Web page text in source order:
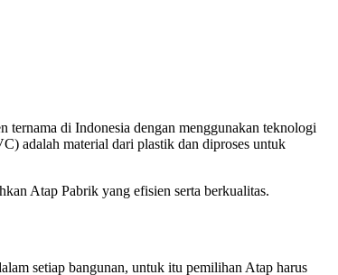
di Indonesia dengan menggunakan teknologi
adalah material dari plastik dan diproses untuk
Atap Pabrik yang efisien serta berkualitas.
setiap bangunan, untuk itu pemilihan Atap harus